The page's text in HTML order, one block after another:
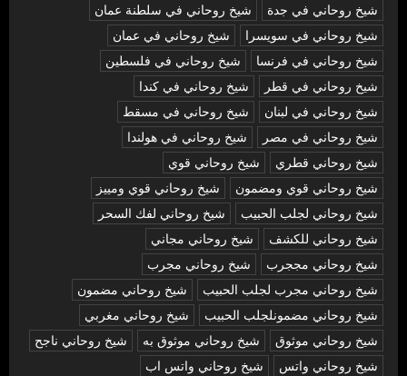
شيخ روحاني في جدة
شيخ روحاني في سلطنة عمان
شيخ روحاني في سويسرا
شيخ روحاني في عمان
شيخ روحاني في فرنسا
شيخ روحاني في فلسطين
شيخ روحاني في قطر
شيخ روحاني في كندا
شيخ روحاني في لبنان
شيخ روحاني في مسقط
شيخ روحاني في مصر
شيخ روحاني في هولندا
شيخ روحاني قطري
شيخ روحاني قوي
شيخ روحاني قوي ومضمون
شيخ روحاني قوي ومييز
شيخ روحاني لجلب الحبيب
شيخ روحاني لفك السحر
شيخ روحاني للكشف
شيخ روحاني مجاني
شيخ روحاني مججرب
شيخ روحاني مجرب
شيخ روحاني مجرب لجلب الحبيب
شيخ روحاني مضمون
شيخ روحاني مضمونلجلب الحبيب
شيخ روحاني مغربي
شيخ روحاني موثوق
شيخ روحاني موثوق به
شيخ روحاني ناجح
شيخ روحاني واتس
شيخ روحاني واتس اب